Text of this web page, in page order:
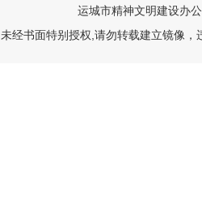
运城市精神文明建设办
未经书面特别授权,请勿转载建立镜像